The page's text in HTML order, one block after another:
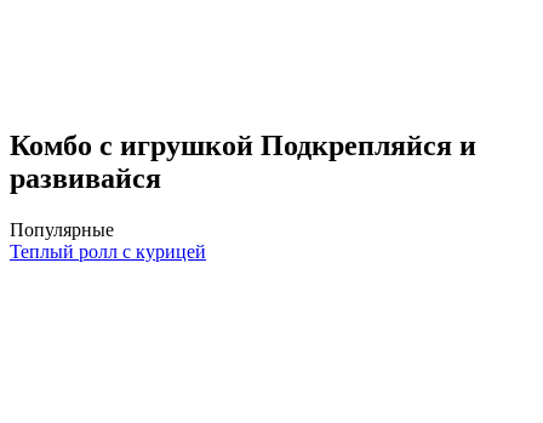
Комбо с игрушкой Подкрепляйся и
развивайся
Популярные
Теплый ролл с курицей